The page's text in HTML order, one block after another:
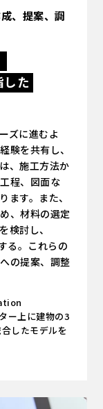
、提案、調
た
ズに進むよ
験を共有し、
、施工方法か
程、図面な
ます。また、
、材料の選定
検討し、
る。これらの
の提案、調整
ー上に建物の3
したモデルを